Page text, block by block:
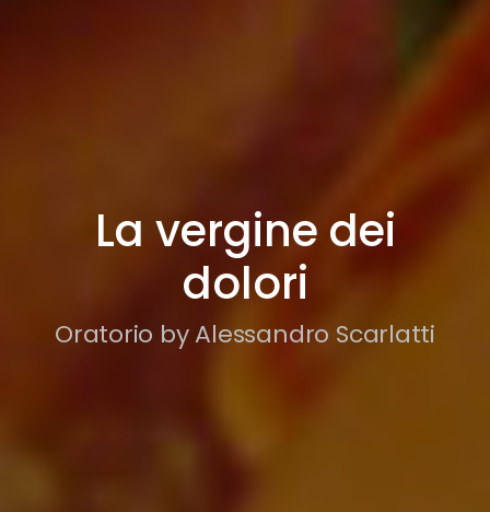
La vergine dei
dolori
Oratorio by Alessandro Scarlatti